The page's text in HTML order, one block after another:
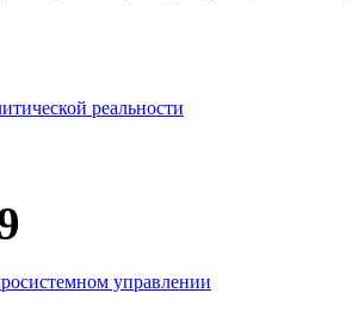
реальности
управлении